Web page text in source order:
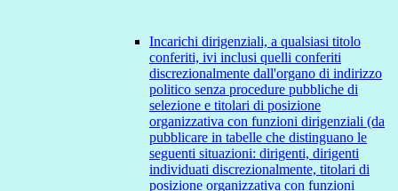
Incarichi dirigenziali, a qualsiasi titolo
conferiti, ivi inclusi quelli conferiti
discrezionalmente dall'organo di indirizzo
politico senza procedure pubbliche di
selezione e titolari di posizione
organizzativa con funzioni dirigenziali (da
pubblicare in tabelle che distinguano le
seguenti situazioni: dirigenti, dirigenti
individuati discrezionalmente, titolari di
posizione organizzativa con funzioni